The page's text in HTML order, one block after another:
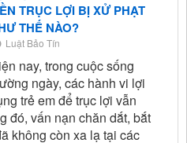
TRỤC LỢI BỊ XỬ PHẠT
THẾ NÀO?
Luật Bảo Tín
nay, trong cuộc sống
ngày, các hành vi lợi
trẻ em để trục lợi vẫn
đó, vấn nạn chăn dắt, bắt
không còn xa lạ tại các